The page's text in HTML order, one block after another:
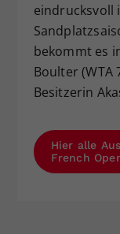
eindrucksvoll
bekommt es
Boulter (WTA
Besitzerin
Hier alle
French